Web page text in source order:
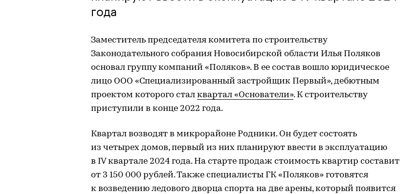
года
Заместитель председателя комитета по строительству
Законодательного собрания Новосибирской области Илья Поляков
основал группу компаний «Поляков». В ее состав вошло юридическое
лицо ООО «Специализированный застройщик Первый», дебютным
проектом которого стал квартал «Основатели». К строительству
приступили в конце 2022 года.
Квартал возводят в микрорайоне Родники. Он будет состоять
из четырех домов, первый из них планируют ввести в эксплуатацию
в IV квартале 2024 года. На старте продаж стоимость квартир составит
от 3 150 000 рублей. Также специалисты ГК «Поляков» готовятся
к возведению ледового дворца спорта на две арены, который появится